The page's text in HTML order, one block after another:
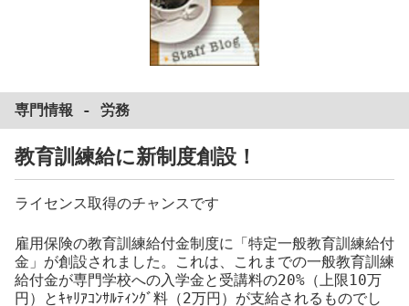
専門情報 - 労務
教育訓練給に新制度創設！
ライセンス取得のチャンスです
雇用保険の教育訓練給付金制度に「特定一般教育訓練給付
金」が創設されました。これは、これまでの一般教育訓練
給付金が専門学校への入学金と受講料の20%（上限10万
円）とｷｬﾘｱｺﾝｻﾙﾃｨﾝｸﾞ料（2万円）が支給されるものでし